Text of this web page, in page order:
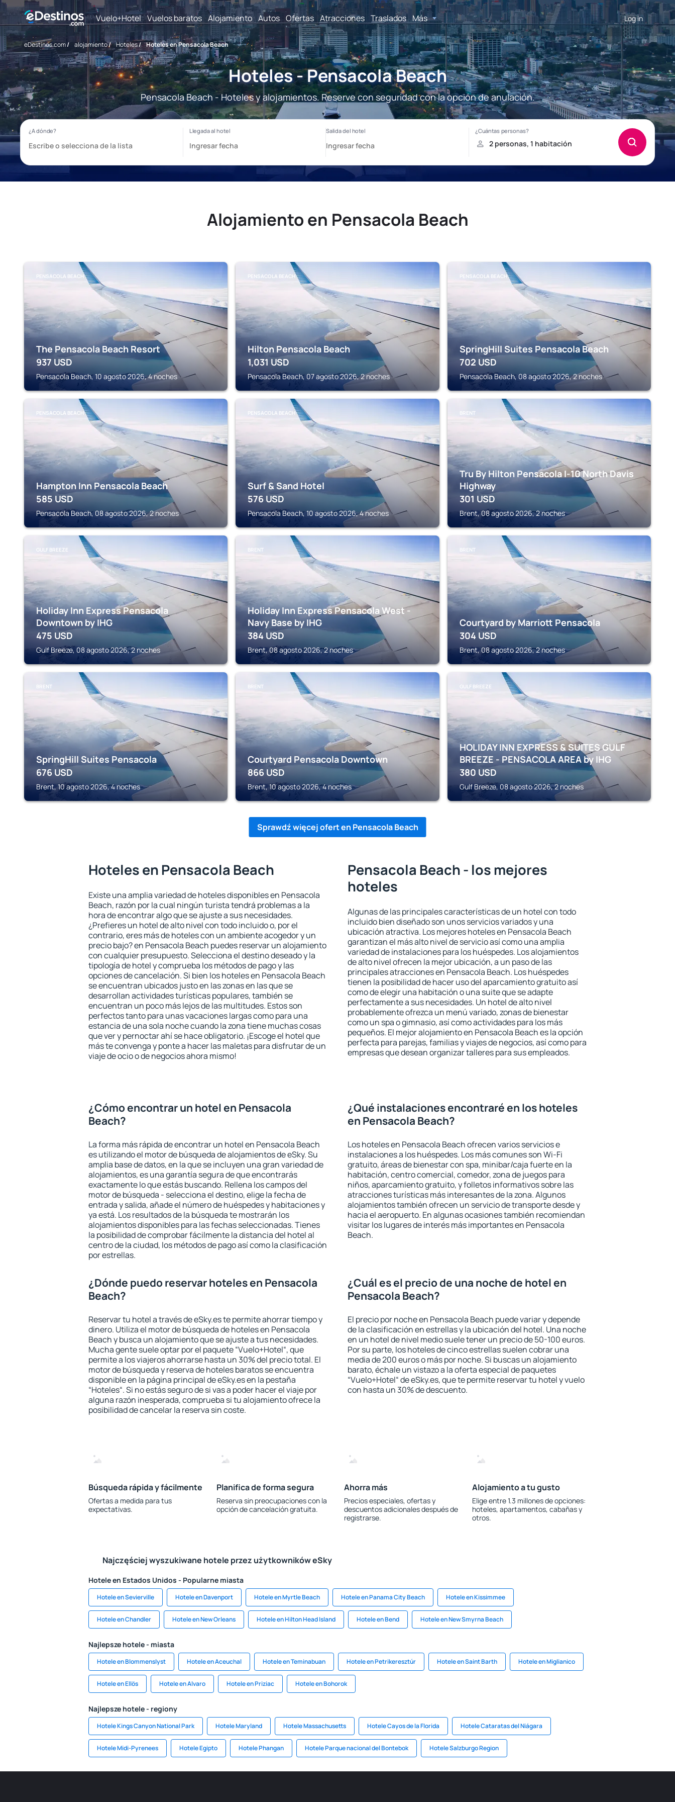
Vuelo+Hotel Vuelos baratos Alojamiento Autos Ofertas Atracciones Traslados Más Log in
eDestinos.com/ alojamiento/ Hoteles/ Hoteles en Pensacola Beach
Hoteles - Pensacola Beach
Pensacola Beach - Hoteles y alojamientos. Reserve con seguridad con la opción de anulación.
Alojamiento en Pensacola Beach
PENSACOLA BEACH
The Pensacola Beach Resort
937 USD
Pensacola Beach, 10 agosto 2026, 4 noches
PENSACOLA BEACH
Hilton Pensacola Beach
1,031 USD
Pensacola Beach, 07 agosto 2026, 2 noches
PENSACOLA BEACH
SpringHill Suites Pensacola Beach
702 USD
Pensacola Beach, 08 agosto 2026, 2 noches
PENSACOLA BEACH
Hampton Inn Pensacola Beach
585 USD
Pensacola Beach, 08 agosto 2026, 2 noches
PENSACOLA BEACH
Surf & Sand Hotel
576 USD
Pensacola Beach, 10 agosto 2026, 4 noches
BRENT
Tru By Hilton Pensacola I-10 North Davis
Highway
301 USD
Brent, 08 agosto 2026, 2 noches
GULF BREEZE
Holiday Inn Express Pensacola
Downtown by IHG
475 USD
Gulf Breeze, 08 agosto 2026, 2 noches
BRENT
Holiday Inn Express Pensacola West -
Navy Base by IHG
384 USD
Brent, 08 agosto 2026, 2 noches
BRENT
Courtyard by Marriott Pensacola
304 USD
Brent, 08 agosto 2026, 2 noches
BRENT
SpringHill Suites Pensacola
676 USD
Brent, 10 agosto 2026, 4 noches
BRENT
Courtyard Pensacola Downtown
866 USD
Brent, 10 agosto 2026, 4 noches
GULF BREEZE
HOLIDAY INN EXPRESS & SUITES GULF
BREEZE - PENSACOLA AREA by IHG
380 USD
Gulf Breeze, 08 agosto 2026, 2 noches
Sprawdź więcej ofert en Pensacola Beach
Hoteles en Pensacola Beach
Existe una amplia variedad de hoteles disponibles en Pensacola
Beach, razón por la cual ningún turista tendrá problemas a la
hora de encontrar algo que se ajuste a sus necesidades.
¿Prefieres un hotel de alto nivel con todo incluido o, por el
contrario, eres más de hoteles con un ambiente acogedor y un
precio bajo? en Pensacola Beach puedes reservar un alojamiento
con cualquier presupuesto. Selecciona el destino deseado y la
tipología de hotel y comprueba los métodos de pago y las
opciones de cancelación. Si bien los hoteles en Pensacola Beach
se encuentran ubicados justo en las zonas en las que se
desarrollan actividades turísticas populares, también se
encuentran un poco más lejos de las multitudes. Estos son
perfectos tanto para unas vacaciones largas como para una
estancia de una sola noche cuando la zona tiene muchas cosas
que ver y pernoctar ahí se hace obligatorio. ¡Escoge el hotel que
más te convenga y ponte a hacer las maletas para disfrutar de un
viaje de ocio o de negocios ahora mismo!
Pensacola Beach - los mejores
hoteles
Algunas de las principales características de un hotel con todo
incluido bien diseñado son unos servicios variados y una
ubicación atractiva. Los mejores hoteles en Pensacola Beach
garantizan el más alto nivel de servicio así como una amplia
variedad de instalaciones para los huéspedes. Los alojamientos
de alto nivel ofrecen la mejor ubicación, a un paso de las
principales atracciones en Pensacola Beach. Los huéspedes
tienen la posibilidad de hacer uso del aparcamiento gratuito así
como de elegir una habitación o una suite que se adapte
perfectamente a sus necesidades. Un hotel de alto nivel
probablemente ofrezca un menú variado, zonas de bienestar
como un spa o gimnasio, así como actividades para los más
pequeños. El mejor alojamiento en Pensacola Beach es la opción
perfecta para parejas, familias y viajes de negocios, así como para
empresas que desean organizar talleres para sus empleados.
¿Cómo encontrar un hotel en Pensacola
Beach?
La forma más rápida de encontrar un hotel en Pensacola Beach
es utilizando el motor de búsqueda de alojamientos de eSky. Su
amplia base de datos, en la que se incluyen una gran variedad de
alojamientos, es una garantía segura de que encontrarás
exactamente lo que estás buscando. Rellena los campos del
motor de búsqueda - selecciona el destino, elige la fecha de
entrada y salida, añade el número de huéspedes y habitaciones y
ya está. Los resultados de la búsqueda te mostrarán los
alojamientos disponibles para las fechas seleccionadas. Tienes
la posibilidad de comprobar fácilmente la distancia del hotel al
centro de la ciudad, los métodos de pago así como la clasificación
por estrellas.
¿Qué instalaciones encontraré en los hoteles
en Pensacola Beach?
Los hoteles en Pensacola Beach ofrecen varios servicios e
instalaciones a los huéspedes. Los más comunes son Wi-Fi
gratuito, áreas de bienestar con spa, minibar/caja fuerte en la
habitación, centro comercial, comedor, zona de juegos para
niños, aparcamiento gratuito, y folletos informativos sobre las
atracciones turísticas más interesantes de la zona. Algunos
alojamientos también ofrecen un servicio de transporte desde y
hacia el aeropuerto. En algunas ocasiones también recomiendan
visitar los lugares de interés más importantes en Pensacola
Beach.
¿Dónde puedo reservar hoteles en Pensacola
Beach?
Reservar tu hotel a través de eSky.es te permite ahorrar tiempo y
dinero. Utiliza el motor de búsqueda de hoteles en Pensacola
Beach y busca un alojamiento que se ajuste a tus necesidades.
Mucha gente suele optar por el paquete “Vuelo+Hotel“, que
permite a los viajeros ahorrarse hasta un 30% del precio total. El
motor de búsqueda y reserva de hoteles baratos se encuentra
disponible en la página principal de eSky.es en la pestaña
“Hoteles“. Si no estás seguro de si vas a poder hacer el viaje por
alguna razón inesperada, comprueba si tu alojamiento ofrece la
posibilidad de cancelar la reserva sin coste.
¿Cuál es el precio de una noche de hotel en
Pensacola Beach?
El precio por noche en Pensacola Beach puede variar y depende
de la clasificación en estrellas y la ubicación del hotel. Una noche
en un hotel de nivel medio suele tener un precio de 50-100 euros.
Por su parte, los hoteles de cinco estrellas suelen cobrar una
media de 200 euros o más por noche. Si buscas un alojamiento
barato, échale un vistazo a la oferta especial de paquetes
“Vuelo+Hotel“ de eSky.es, que te permite reservar tu hotel y vuelo
con hasta un 30% de descuento.
Búsqueda rápida y fácilmente
Ofertas a medida para tus
expectativas.
Planifica de forma segura
Reserva sin preocupaciones con la
opción de cancelación gratuita.
Ahorra más
Precios especiales, ofertas y
descuentos adicionales después de
registrarse.
Alojamiento a tu gusto
Elige entre 1.3 millones de opciones:
hoteles, apartamentos, cabañas y
otros.
Najczęściej wyszukiwane hotele przez użytkowników eSky
Hotele en Estados Unidos - Popularne miasta
Hotele en Sevierville Hotele en Davenport Hotele en Myrtle Beach Hotele en Panama City Beach Hotele en Kissimmee
Hotele en Chandler Hotele en New Orleans Hotele en Hilton Head Island Hotele en Bend Hotele en New Smyrna Beach
Najlepsze hotele - miasta
Hotele en Blommenslyst Hotele en Aceuchal Hotele en Teminabuan Hotele en Petrikeresztúr Hotele en Saint Barth Hotele en Miglianico
Hotele en Ellös Hotele en Alvaro Hotele en Priziac Hotele en Bohorok
Najlepsze hotele - regiony
Hotele Kings Canyon National Park Hotele Maryland Hotele Massachusetts Hotele Cayos de la Florida Hotele Cataratas del Niágara
Hotele Midi-Pyrenees Hotele Egipto Hotele Phangan Hotele Parque nacional del Bontebok Hotele Salzburgo Region